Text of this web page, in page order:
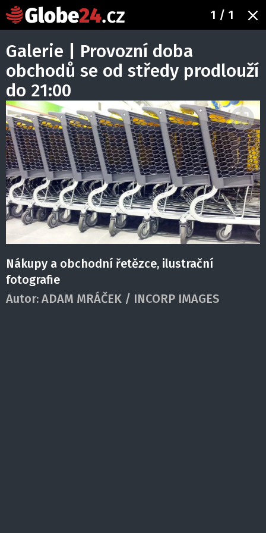
1 / 1
Galerie | Provozní doba
obchodů se od středy prodlouží
do 21:00
Nákupy a obchodní řetězce, ilustrační
fotografie
Autor: ADAM MRÁČEK / INCORP IMAGES